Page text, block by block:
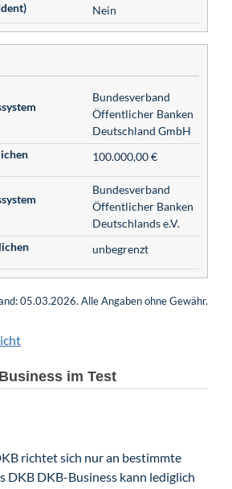
Nein
Bundesverband
Öffentlicher Banken
Deutschland GmbH
100.000,00 €
Bundesverband
Öffentlicher Banken
Deutschlands e.V.
unbegrenzt
05.03.2026. Alle Angaben ohne Gewähr.
im Test
richtet sich nur an bestimmte
DKB DKB-Business kann lediglich